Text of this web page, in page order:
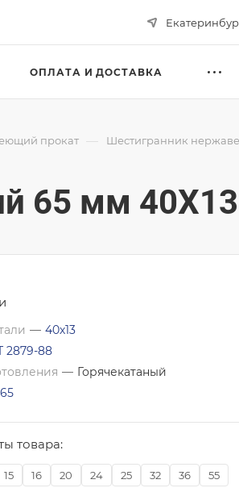
ОПЛАТА И ДОСТАВКА
прокат — Шестигранник
65 мм
— 40х13
2879-88
— Горячекатаный
65
товара:
15 16 20 24 25 32 36
55